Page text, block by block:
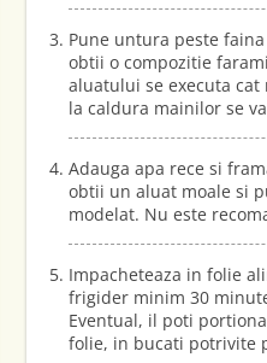
Pune untura peste
obtii o compozitie
aluatului se executa
la caldura mainilor se
Adauga apa rece si
obtii un aluat moale si
modelat. Nu este
Impacheteaza in folie
frigider minim 30
Eventual, il poti
folie, in bucati potrivite